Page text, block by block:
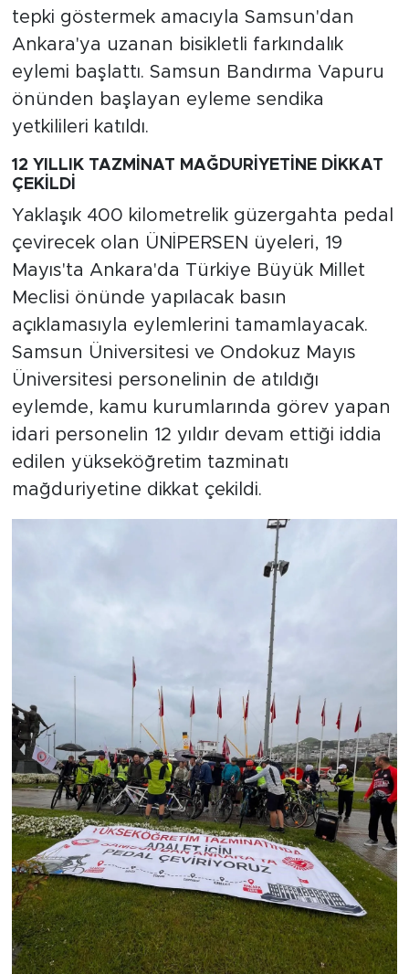
tepki göstermek amacıyla Samsun'dan
Ankara'ya uzanan bisikletli farkındalık
eylemi başlattı. Samsun Bandırma Vapuru
önünden başlayan eyleme sendika
yetkilileri katıldı.
12 YILLIK TAZMİNAT MAĞDURİYETİNE DİKKAT
ÇEKİLDİ
Yaklaşık 400 kilometrelik güzergahta pedal
çevirecek olan ÜNİPERSEN üyeleri, 19
Mayıs'ta Ankara'da Türkiye Büyük Millet
Meclisi önünde yapılacak basın
açıklamasıyla eylemlerini tamamlayacak.
Samsun Üniversitesi ve Ondokuz Mayıs
Üniversitesi personelinin de atıldığı
eylemde, kamu kurumlarında görev yapan
idari personelin 12 yıldır devam ettiği iddia
edilen yükseköğretim tazminatı
mağduriyetine dikkat çekildi.